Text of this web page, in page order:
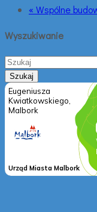
« Wspólne
Wyszukiwanie